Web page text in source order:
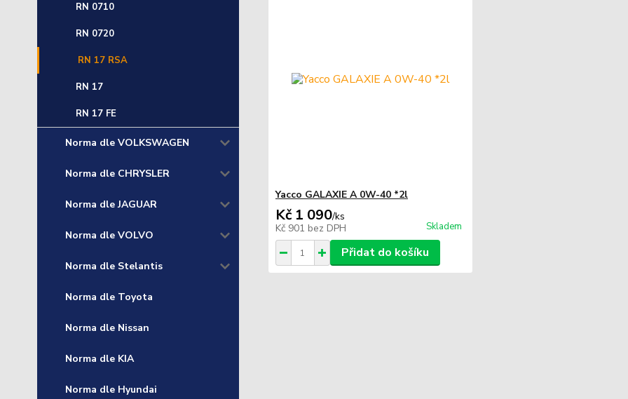
RN 0710
RN 0720
RN 17 RSA
RN 17
RN 17 FE
Norma dle VOLKSWAGEN
Norma dle CHRYSLER
Norma dle JAGUAR
Norma dle VOLVO
Norma dle Stelantis
Norma dle Toyota
Norma dle Nissan
Norma dle KIA
Norma dle Hyundai
Yacco GALAXIE A 0W-40 *2l
Kč 1 090/ks
Kč 901 bez DPH Skladem
Přidat do košíku